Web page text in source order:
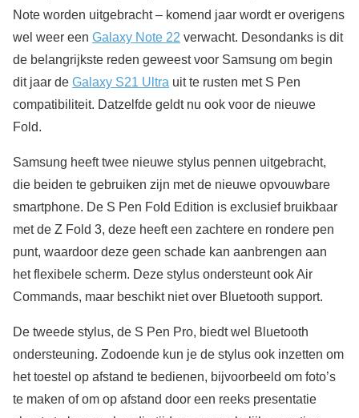
Note worden uitgebracht – komend jaar wordt er overigens
wel weer een Galaxy Note 22 verwacht. Desondanks is dit
de belangrijkste reden geweest voor Samsung om begin
dit jaar de Galaxy S21 Ultra uit te rusten met S Pen
compatibiliteit. Datzelfde geldt nu ook voor de nieuwe
Fold.
Samsung heeft twee nieuwe stylus pennen uitgebracht,
die beiden te gebruiken zijn met de nieuwe opvouwbare
smartphone. De S Pen Fold Edition is exclusief bruikbaar
met de Z Fold 3, deze heeft een zachtere en rondere pen
punt, waardoor deze geen schade kan aanbrengen aan
het flexibele scherm. Deze stylus ondersteunt ook Air
Commands, maar beschikt niet over Bluetooth support.
De tweede stylus, de S Pen Pro, biedt wel Bluetooth
ondersteuning. Zodoende kun je de stylus ook inzetten om
het toestel op afstand te bedienen, bijvoorbeeld om foto’s
te maken of om op afstand door een reeks presentatie